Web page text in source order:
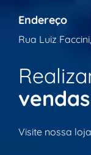
Endereço
Rua Luiz
Visite nossa